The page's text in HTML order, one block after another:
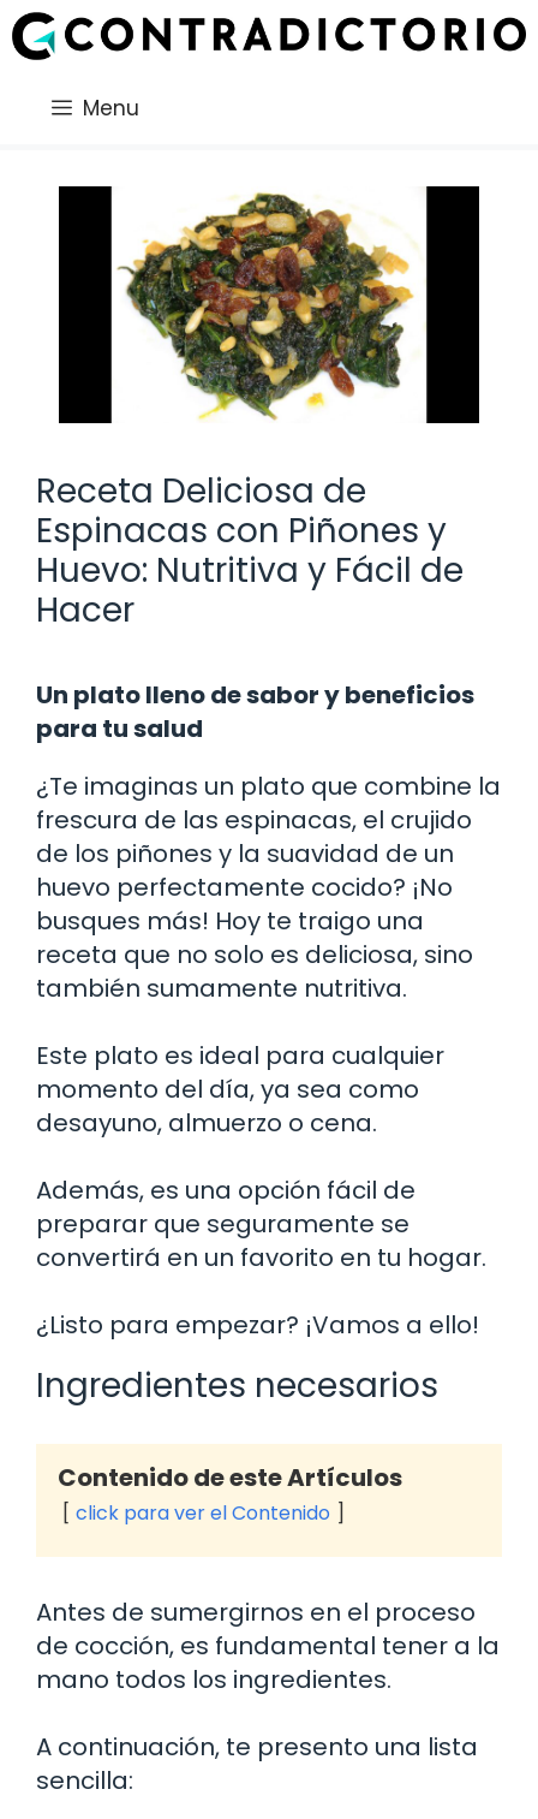
Saltar
al
Menu
Receta Deliciosa de
Espinacas con Piñones y
Huevo: Nutritiva y Fácil de
Hacer
Un plato lleno de sabor y beneficios
para tu salud
¿Te imaginas un plato que combine la
frescura de las espinacas, el crujido
de los piñones y la suavidad de un
huevo perfectamente cocido? ¡No
busques más! Hoy te traigo una
receta que no solo es deliciosa, sino
también sumamente nutritiva.
Este plato es ideal para cualquier
momento del día, ya sea como
desayuno, almuerzo o cena.
Además, es una opción fácil de
preparar que seguramente se
convertirá en un favorito en tu hogar.
¿Listo para empezar? ¡Vamos a ello!
Ingredientes necesarios
Contenido de este Artículos
click para ver el Contenido
Antes de sumergirnos en el proceso
de cocción, es fundamental tener a la
mano todos los ingredientes.
A continuación, te presento una lista
sencilla: